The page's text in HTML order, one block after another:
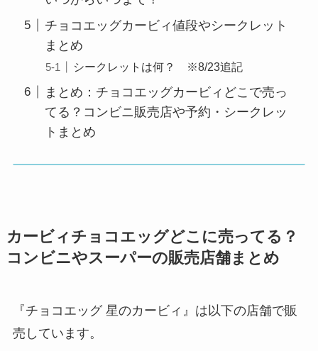
チョコエッグカービィ値段やシークレット
まとめ
シークレットは何？ ※8/23追記
まとめ：チョコエッグカービィどこで売っ
てる？コンビニ販売店や予約・シークレッ
トまとめ
カービィチョコエッグどこに売ってる？
コンビニやスーパーの販売店舗まとめ
『チョコエッグ 星のカービィ』は以下の店舗で販
売しています。